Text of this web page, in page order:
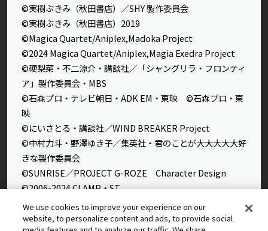
©実樹ぶきみ（秋田書店）／SHY 製作委員会
©実樹ぶきみ（秋田書店）2019
©Magica Quartet/Aniplex,Madoka Project
©2024 Magica Quartet/Aniplex,Magia Exedra Project
©硬梨菜・不二涼介・講談社／「シャングリラ・フロンティ
ア」製作委員会・MBS
©石森プロ・テレビ朝日・ADK EM・東映 ©石森プロ・東
映
©にいさとる・講談社／WIND BREAKER Project
©中村力斗・野澤ゆき子／集英社・君のことが大大大大大好
きな製作委員会
©SUNRISE／PROJECT G-ROZE Character Design
©2006-2024 CLAMP・ST
©ゆでたまご／集英社・キン肉マン製作委員会
©荒川弘／鋼の錬金術師製作委員会
We use cookies to improve your experience on our
website, to personalize content and ads, to provide social